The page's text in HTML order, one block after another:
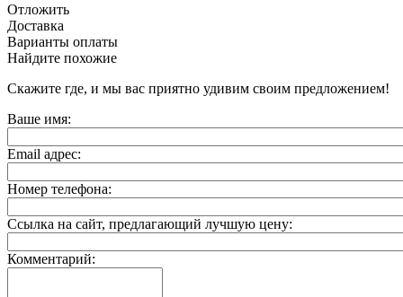
Отложить
Доставка
Варианты оплаты
Найдите похожие
Скажите где, и мы вас приятно удивим своим предложением!
Ваше имя:
Email адрес:
Номер телефона:
Ссылка на сайт, предлагающий лучшую цену:
Комментарий: